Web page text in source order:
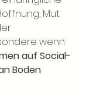
Mut
wenn
auf Social-
Boden